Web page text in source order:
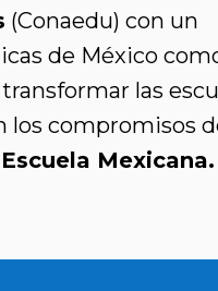
(Conaedu) con un
de México
las
los compromisos
Mexicana.